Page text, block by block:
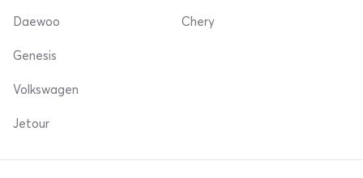
Daewoo Chery
Genesis
Volkswagen
Jetour